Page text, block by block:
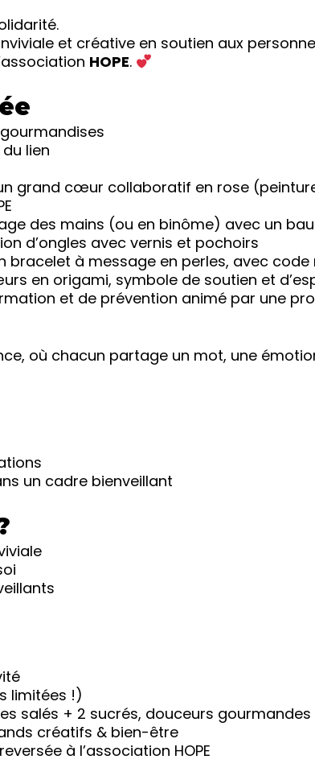
et créative en soutien aux
HOPE.
lien
grand cœur collaboratif en rose
des mains (ou en binôme) avec un
d’ongles avec vernis et pochoirs
bracelet à message en perles, avec code
en origami, symbole de soutien et
et de prévention animé par une
où chacun partage un mot, une
un cadre bienveillant
limitées !)
salés + 2 sucrés, douceurs gourmandes
créatifs & bien-être
à l’association HOPE